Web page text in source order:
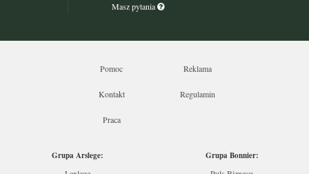
Masz pytania
Pomoc Reklama
Kontakt Regulamin
Praca
Grupa Arslege:
Grupa Bonnier: